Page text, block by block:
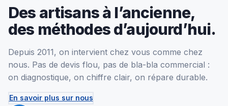
Des artisans à l’ancienne,
des méthodes d’aujourd’hui.
Depuis 2011, on intervient chez vous comme chez
nous. Pas de devis flou, pas de bla-bla commercial :
on diagnostique, on chiffre clair, on répare durable.
En savoir plus sur nous